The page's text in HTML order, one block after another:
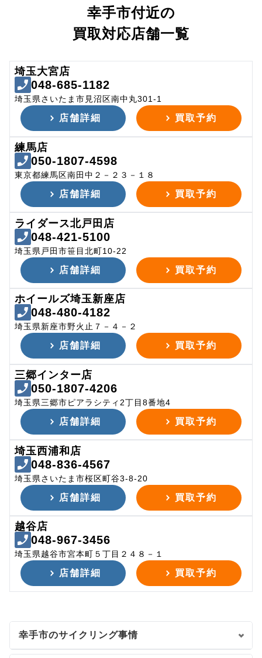
幸手市付近の
買取対応店舗一覧
埼玉大宮店
048-685-1182
埼玉県さいたま市見沼区南中丸301-1
店舗詳細 買取予約
練馬店
050-1807-4598
東京都練馬区南田中２－２３－１８
店舗詳細 買取予約
ライダース北戸田店
048-421-5100
埼玉県戸田市笹目北町10-22
店舗詳細 買取予約
ホイールズ埼玉新座店
048-480-4182
埼玉県新座市野火止７－４－２
店舗詳細 買取予約
三郷インター店
050-1807-4206
埼玉県三郷市ピアラシティ2丁目8番地4
店舗詳細 買取予約
埼玉西浦和店
048-836-4567
埼玉県さいたま市桜区町谷3-8-20
店舗詳細 買取予約
越谷店
048-967-3456
埼玉県越谷市宮本町５丁目２４８－１
店舗詳細 買取予約
幸手市のサイクリング事情